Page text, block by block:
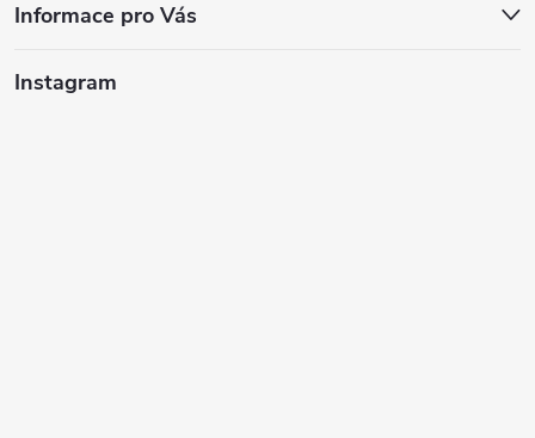
Informace pro Vás
Instagram